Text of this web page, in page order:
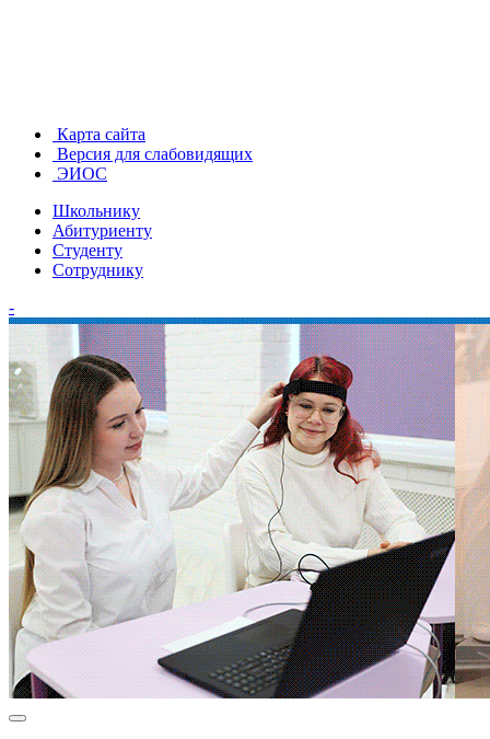
Карта сайта
Версия для слабовидящих
ЭИОС
Школьнику
Абитуриенту
Студенту
Сотруднику
-